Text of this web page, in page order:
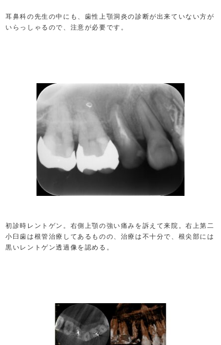
耳鼻科の先生の中にも、歯性上顎洞炎の診断が出来ていない方が
いらっしゃるので、注意が必要です。
初診時レントゲン。右側上顎の強い痛みを訴えて来院。右上第二
小臼歯は根管治療してあるものの、治療は不十分で、根尖部には
黒いレントゲン透過像を認める。